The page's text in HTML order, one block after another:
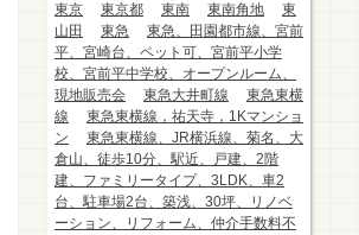
東京
東京都 東南 東南角地
東
山田
東急
東急、田園都市線、宮前
平、宮崎台、ペット可、宮前平小学
校、宮前平中学校、オープンルーム、
現地販売会
東急大井町線
東急東横
線
東急東横線，祐天寺，1Kマンショ
ン
東急東横線、JR横浜線、菊名、大
倉山、徒歩10分、駅近、戸建、2階
建、ファミリータイプ、3LDK、車2
台、駐車場2台、築浅、30坪、リノベ
ーション、リフォーム、仲介手数料不